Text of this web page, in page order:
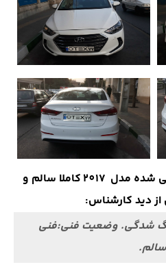
شده مدل 2017کاملا سالم و
دید کارشناس:
شدگی. وضعیت فنی:فنی
سالم.